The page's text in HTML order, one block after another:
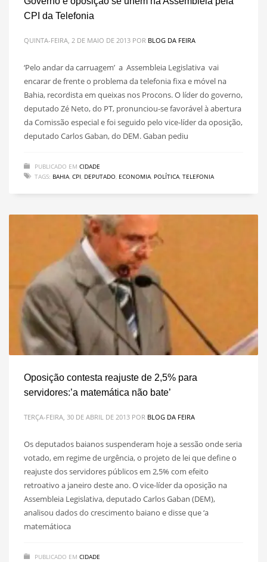
CPI da Telefonia
QUINTA-FEIRA, 2 DE MAIO DE 2013 POR BLOG DA FEIRA
‘Pelo andar da carruagem’ a Assembleia Legislativa vai
encarar de frente o problema da telefonia fixa e móvel na
Bahia, recordista em queixas nos Procons. O líder do governo,
deputado Zé Neto, do PT, pronunciou-se favorável à abertura
da Comissão especial e foi seguido pelo vice-líder da oposição,
deputado Carlos Gaban, do DEM. Gaban pediu
PUBLICADO EM CIDADE
TAGS: BAHIA, CPI, DEPUTADO, ECONOMIA, POLÍTICA, TELEFONIA
Oposição contesta reajuste de 2,5% para
servidores:’a matemática não bate’
TERÇA-FEIRA, 30 DE ABRIL DE 2013 POR BLOG DA FEIRA
Os deputados baianos suspenderam hoje a sessão onde seria
votado, em regime de urgência, o projeto de lei que define o
reajuste dos servidores públicos em 2,5% com efeito
retroativo a janeiro deste ano. O vice-líder da oposição na
Assembleia Legislativa, deputado Carlos Gaban (DEM),
analisou dados do crescimento baiano e disse que ‘a
matemátioca
PUBLICADO EM CIDADE